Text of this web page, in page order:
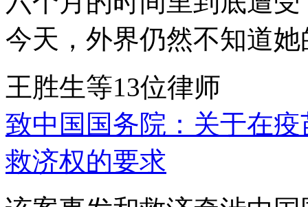
今天，外界仍然不知道
王胜生等13位律师
致中国国务院：关于在
救济权的要求